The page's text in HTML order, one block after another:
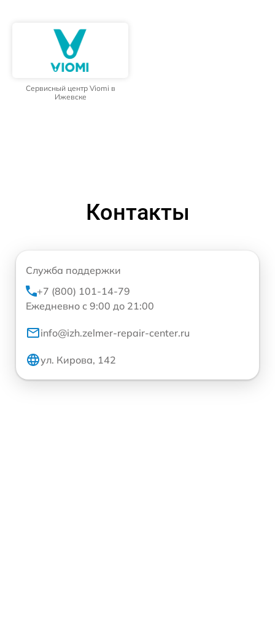
Сервисный центр Viomi в
Ижевске
Контакты
Служба поддержки
+7 (800) 101-14-79
Ежедневно с 9:00 до 21:00
info@izh.zelmer-repair-center.ru
ул. Кирова, 142